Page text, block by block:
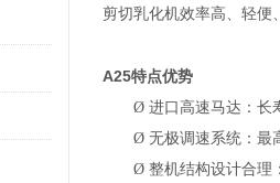
剪切乳化机效率高、轻便
A25特点优势
Ø 进口高速马达：长
Ø 无极调速系统：最
Ø 整机结构设计合理